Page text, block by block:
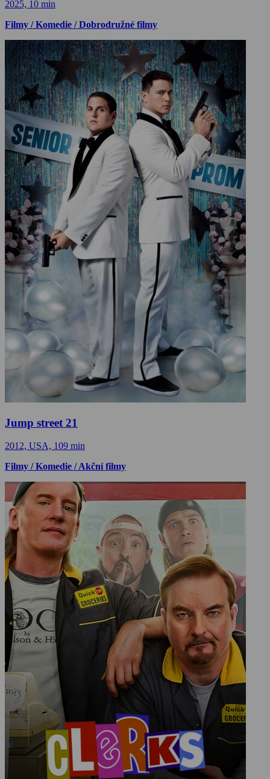
2025, 10 min
Filmy / Komedie / Dobrodružné filmy
Jump street 21
2012, USA, 109 min
Filmy / Komedie / Akční filmy